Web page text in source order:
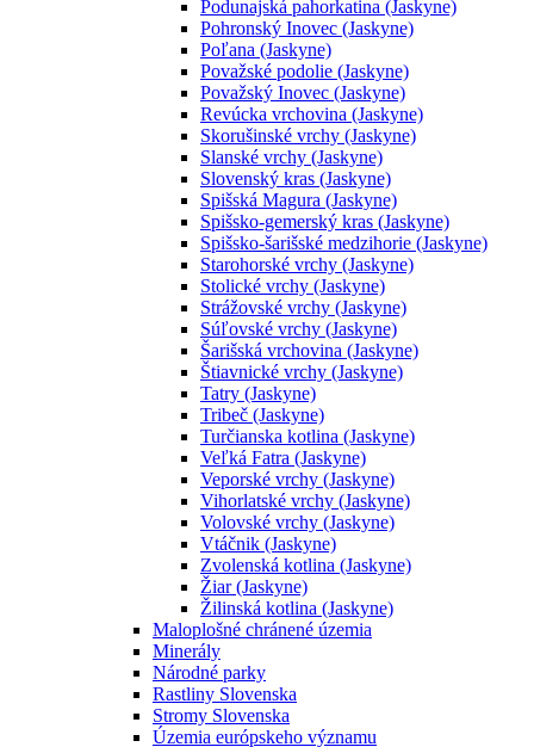
Podunajská pahorkatina (Jaskyne)
Pohronský Inovec (Jaskyne)
Poľana (Jaskyne)
Považské podolie (Jaskyne)
Považský Inovec (Jaskyne)
Revúcka vrchovina (Jaskyne)
Skorušinské vrchy (Jaskyne)
Slanské vrchy (Jaskyne)
Slovenský kras (Jaskyne)
Spišská Magura (Jaskyne)
Spišsko-gemerský kras (Jaskyne)
Spišsko-šarišské medzihorie (Jaskyne)
Starohorské vrchy (Jaskyne)
Stolické vrchy (Jaskyne)
Strážovské vrchy (Jaskyne)
Súľovské vrchy (Jaskyne)
Šarišská vrchovina (Jaskyne)
Štiavnické vrchy (Jaskyne)
Tatry (Jaskyne)
Tribeč (Jaskyne)
Turčianska kotlina (Jaskyne)
Veľká Fatra (Jaskyne)
Veporské vrchy (Jaskyne)
Vihorlatské vrchy (Jaskyne)
Volovské vrchy (Jaskyne)
Vtáčnik (Jaskyne)
Zvolenská kotlina (Jaskyne)
Žiar (Jaskyne)
Žilinská kotlina (Jaskyne)
Maloplošné chránené územia
Minerály
Národné parky
Rastliny Slovenska
Stromy Slovenska
Územia európskeho významu